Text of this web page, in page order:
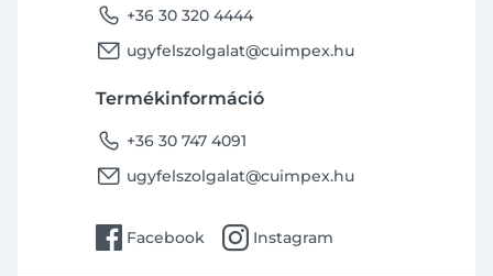
phone +36 30 320 4444
email ugyfelszolgalat@cuimpex.hu
Termékinformáció
phone +36 30 747 4091
email ugyfelszolgalat@cuimpex.hu
facebook Facebook instagram Instagram